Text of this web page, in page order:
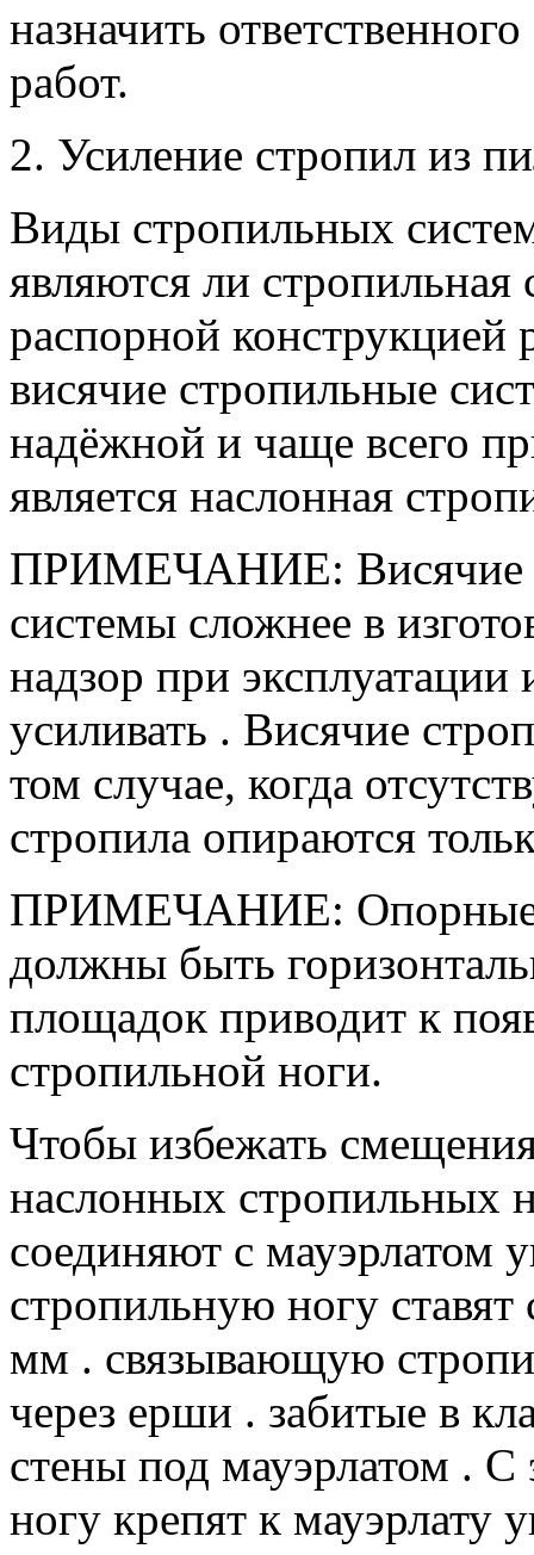
назначить
работ.
2. Усиление стропил из
Виды стропильных
являются ли стропильная
распорной конструкцией
висячие стропильные
надёжной и чаще всего
является наслонная
ПРИМЕЧАНИЕ: Висячие
системы сложнее в
надзор при
усиливать . Висячие
том случае, когда
стропила опираются
ПРИМЕЧАНИЕ: Опорные
должны быть
площадок приводит к
стропильной ноги.
Чтобы избежать
наслонных стропильных
соединяют с мауэрлатом
стропильную ногу
мм . связывающую
через ерши . забитые в
стены под мауэрлатом .
ногу крепят к мауэрлату